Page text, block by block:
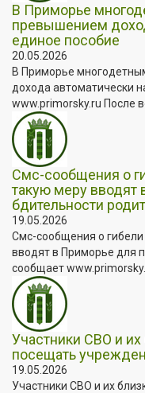
В Приморье
превышением
единое пособие
20.05.2026
В Приморье
дохода автоматически
www.primorsky.ru После
Смс-сообщения о
такую меру
бдительности
19.05.2026
Смс-сообщения о
вводят в Приморье для
сообщает
Участники СВО и их
посещать
19.05.2026
Участники СВО и их